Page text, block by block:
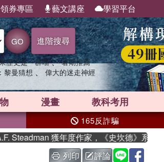
領券專區 藝文講座 學習平台
GO 進階搜尋
歷史是一群喵 、 暑期推薦
黎曼猜想 、 偉大的迷走神經
漫畫 教科考用
165反詐騙
獲年度作家，《史坎德》系列帶你
列印 評論